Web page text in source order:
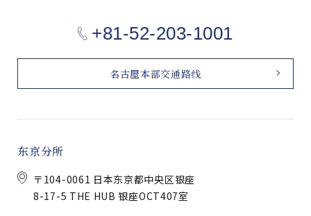
+81-52-203-1001
名古屋本部交通路线
东京分所
〒104-0061 日本东京都中央区银座
8-17-5 THE HUB 银座OCT407室